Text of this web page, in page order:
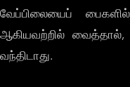
வேப்பிலையைப்
ஆகியவற்றில்
வந்திடாது.